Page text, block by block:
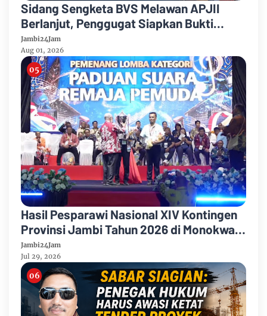
Sidang Sengketa BVS Melawan APJII
Berlanjut, Penggugat Siapkan Bukti
Dugaan Pelanggaran Konstitusi
Organisasi
Jambi24Jam
Aug 01, 2026
Hasil Pesparawi Nasional XIV Kontingen
Provinsi Jambi Tahun 2026 di Monokwari
Papua Barat
Jambi24Jam
Jul 29, 2026